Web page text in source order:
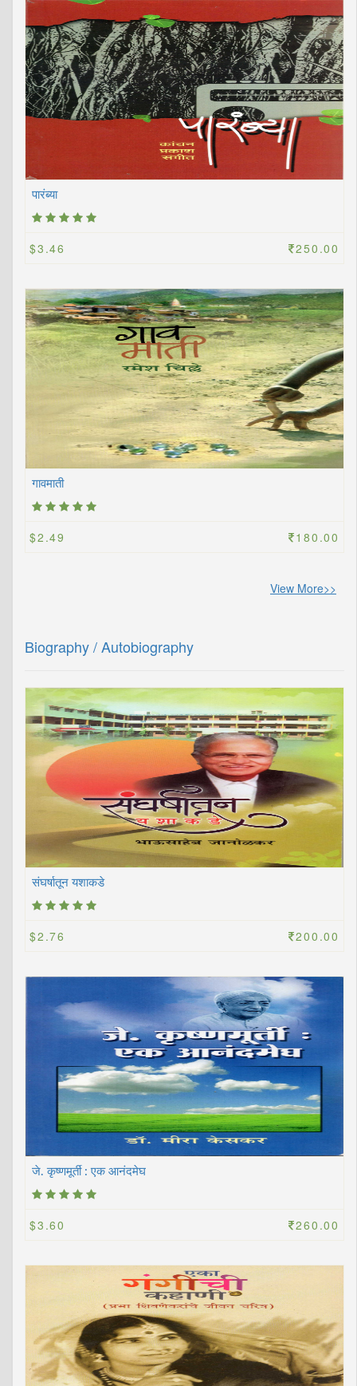
पारंब्या
$3.46 250.00
गावमाती
$2.49 180.00
View More>>
Biography / Autobiography
संघर्षातून यशाकडे
$2.76 200.00
जे. कृष्णमूर्ती : एक आनंदमेघ
$3.60 260.00